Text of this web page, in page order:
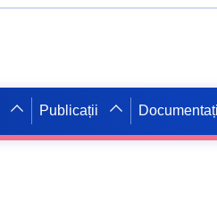
Publicații